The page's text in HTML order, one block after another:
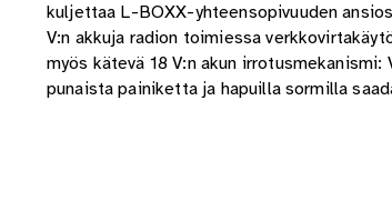
kuljettaa L-BOXX-yhteensopivuuden
V:n akkuja radion toimiessa
myös kätevä 18 V:n akun
punaista painiketta ja hapuilla sormilla